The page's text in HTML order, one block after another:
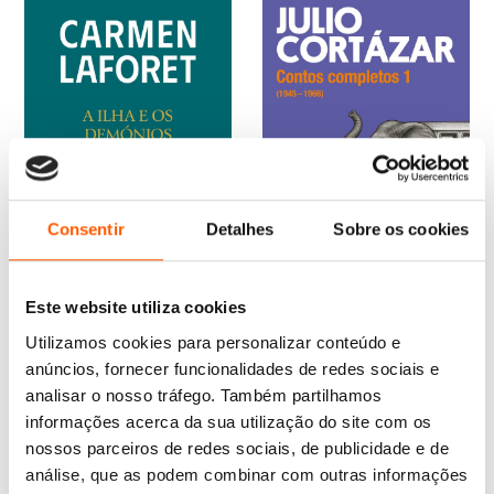
Consentir Detalhes Sobre os cookies
Este website utiliza cookies
Utilizamos cookies para personalizar conteúdo e
anúncios, fornecer funcionalidades de redes sociais e
analisar o nosso tráfego. Também partilhamos
informações acerca da sua utilização do site com os
nossos parceiros de redes sociais, de publicidade e de
análise, que as podem combinar com outras informações
19,45€
O
preço
original
era:
19,45 €.
17,51€
preço
atual
é:
17,51 €.
A Ilha e os Demónios
Carmen Laforet
28,45€ O
preço
original
era:
25,61
atual
Julio Cortázar